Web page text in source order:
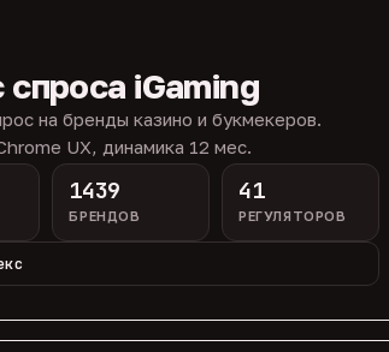
iGaming
на бренды казино и букмекеров.
UX, динамика 12 мес.
1439
БРЕНДОВ
41
РЕГУЛЯТОРОВ